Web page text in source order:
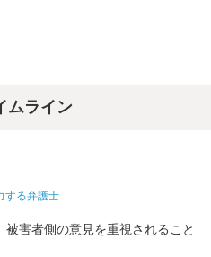
ムライン
する弁護士
害者側の意見を重視されること